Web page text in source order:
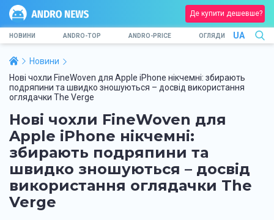
Де купити дешевше?
НОВИНИ ANDRO-TOP ANDRO-PRICE ОГЛЯДИ UA
Новини
Нові чохли FineWoven для Apple iPhone нікчемні: збирають
подряпини та швидко зношуються – досвід використання
оглядачки The Verge
Нові чохли FineWoven для
Apple iPhone нікчемні:
збирають подряпини та
швидко зношуються – досвід
використання оглядачки The
Verge